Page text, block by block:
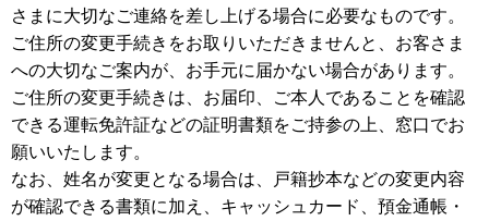
さまに大切なご連絡を差し上げる場合に必要なものです。
ご住所の変更手続きをお取りいただきませんと、お客さま
への大切なご案内が、お手元に届かない場合があります。
ご住所の変更手続きは、お届印、ご本人であることを確認
できる運転免許証などの証明書類をご持参の上、窓口でお
願いいたします。
なお、姓名が変更となる場合は、戸籍抄本などの変更内容
が確認できる書類に加え、キャッシュカード、預金通帳・